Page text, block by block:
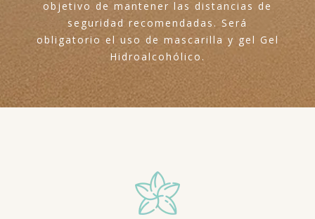
objetivo de mantener las distancias de
seguridad recomendadas. Será
obligatorio el uso de mascarilla y gel Gel
Hidroalcohólico.